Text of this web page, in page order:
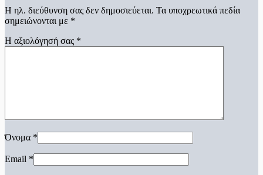
Η ηλ. διεύθυνση σας δεν δημοσιεύεται. Τα υποχρεωτικά πεδία
σημειώνονται με *
Η αξιολόγησή σας *
Όνομα *
Email *